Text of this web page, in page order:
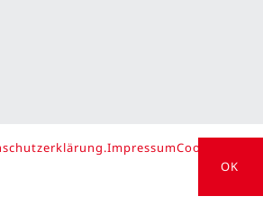
ImpressumCookie
OK